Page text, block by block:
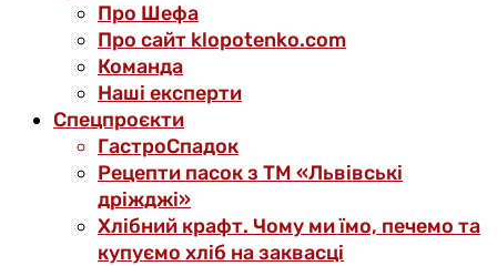
Про Шефа
Про сайт klopotenko.com
Команда
Наші експерти
Спецпроєкти
ГастроСпадок
Рецепти пасок з ТМ «Львівські
дріжджі»
Хлібний крафт. Чому ми їмо, печемо та
купуємо хліб на заквасці